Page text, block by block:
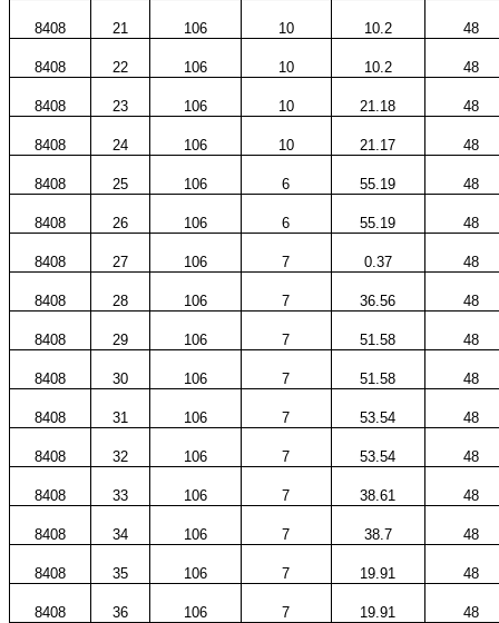
8408 21 106 10 10.2 48
8408 22 106 10 10.2 48
8408 23 106 10 21.18 48
8408 24 106 10 21.17 48
8408 25 106 6 55.19 48
8408 26 106 6 55.19 48
8408 27 106 7 0.37 48
8408 28 106 7 36.56 48
8408 29 106 7 51.58 48
8408 30 106 7 51.58 48
8408 31 106 7 53.54 48
8408 32 106 7 53.54 48
8408 33 106 7 38.61 48
8408 34 106 7 38.7 48
8408 35 106 7 19.91 48
8408 36 106 7 19.91 48